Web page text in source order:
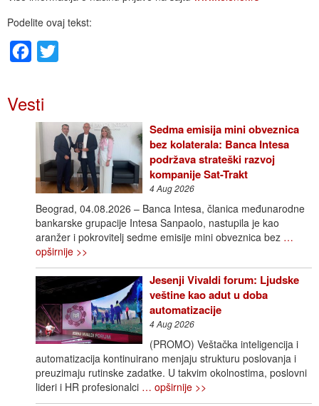
Podelite ovaj tekst:
Facebook
Vesti
Sedma emisija mini obveznica
bez kolaterala: Banca Intesa
podržava strateški razvoj
kompanije Sat-Trakt
4 Aug 2026
Beograd, 04.08.2026 – Banca Intesa, članica međunarodne
bankarske grupacije Intesa Sanpaolo, nastupila je kao
aranžer i pokrovitelj sedme emisije mini obveznica bez …
opširnije >>
Jesenji Vivaldi forum: Ljudske
veštine kao adut u doba
automatizacije
4 Aug 2026
(PROMO) Veštačka inteligencija i
automatizacija kontinuirano menjaju strukturu poslovanja i
preuzimaju rutinske zadatke. U takvim okolnostima, poslovni
lideri i HR profesionalci … opširnije >>